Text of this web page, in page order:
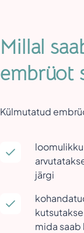
Millal
embrüot
Külmutatud
järgi
mida saab